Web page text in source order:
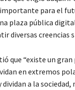
para el
plaza pública
diversas creencias
que “existe un gran
en extremos
a la sociedad,